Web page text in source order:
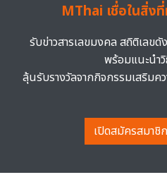
MThai เชื่อในสิ่ง
รับข่าวสารเลขมงคล สถิติเลขดั
พร้อมแนะนำ
ลุ้นรับรางวัลจากกิจกรรมเสริมค
เปิดสมัครสมาชิ